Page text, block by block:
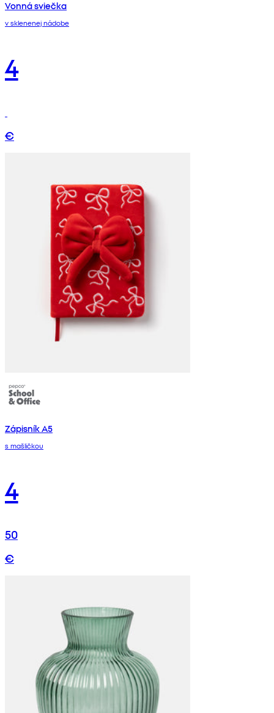
Vonná sviečka
v sklenenej nádobe
4
€
Zápisník A5
s mašličkou
4
50
€